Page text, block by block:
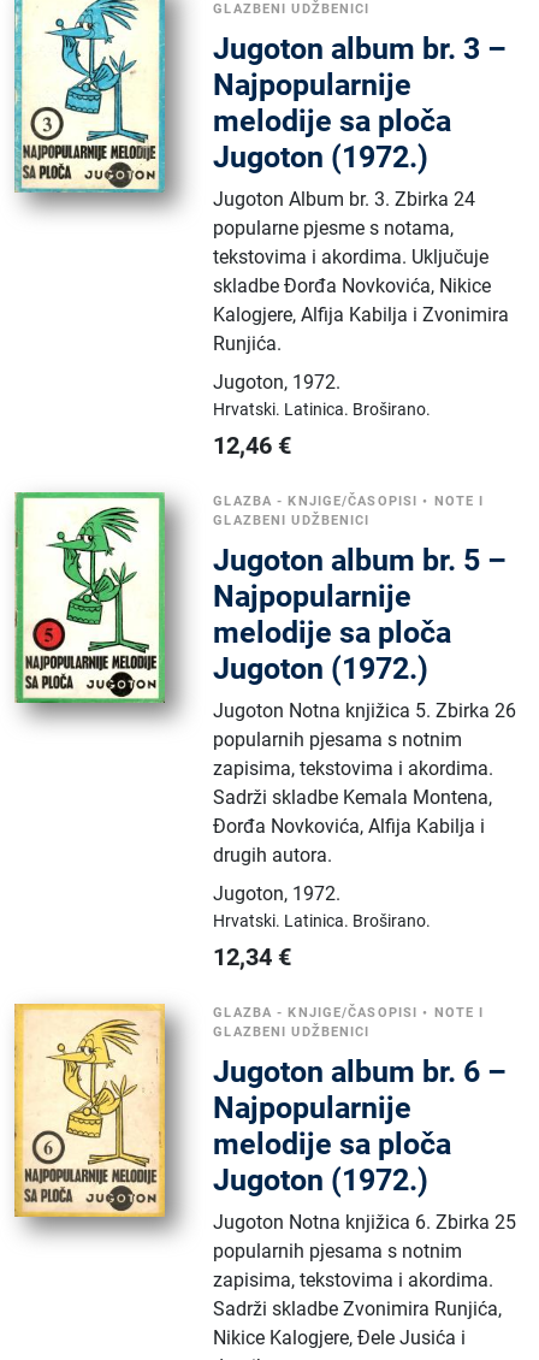
GLAZBENI UDŽBENICI
Jugoton album br. 3 –
Najpopularnije
melodije sa ploča
Jugoton (1972.)
Jugoton Album br. 3. Zbirka 24
popularne pjesme s notama,
tekstovima i akordima. Uključuje
skladbe Đorđa Novkovića, Nikice
Kalogjere, Alfija Kabilja i Zvonimira
Runjića.
Jugoton, 1972.
Hrvatski. Latinica. Broširano.
12,46 €
GLAZBA - KNJIGE/ČASOPISI • NOTE I
GLAZBENI UDŽBENICI
Jugoton album br. 5 –
Najpopularnije
melodije sa ploča
Jugoton (1972.)
Jugoton Notna knjižica 5. Zbirka 26
popularnih pjesama s notnim
zapisima, tekstovima i akordima.
Sadrži skladbe Kemala Montena,
Đorđa Novkovića, Alfija Kabilja i
drugih autora.
Jugoton, 1972.
Hrvatski. Latinica. Broširano.
12,34 €
GLAZBA - KNJIGE/ČASOPISI • NOTE I
GLAZBENI UDŽBENICI
Jugoton album br. 6 –
Najpopularnije
melodije sa ploča
Jugoton (1972.)
Jugoton Notna knjižica 6. Zbirka 25
popularnih pjesama s notnim
zapisima, tekstovima i akordima.
Sadrži skladbe Zvonimira Runjića,
Nikice Kalogjere, Đele Jusića i